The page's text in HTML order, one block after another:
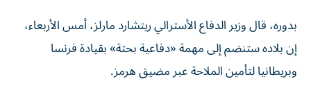
بدوره، قال وزير الدفاع الأسترالي ريتشارد مارلز، أمس الأربعاء،
إن بلاده ستنضم إلى مهمة «دفاعية بحتة» بقيادة فرنسا
وبريطانيا لتأمين الملاحة عبر مضيق هرمز.